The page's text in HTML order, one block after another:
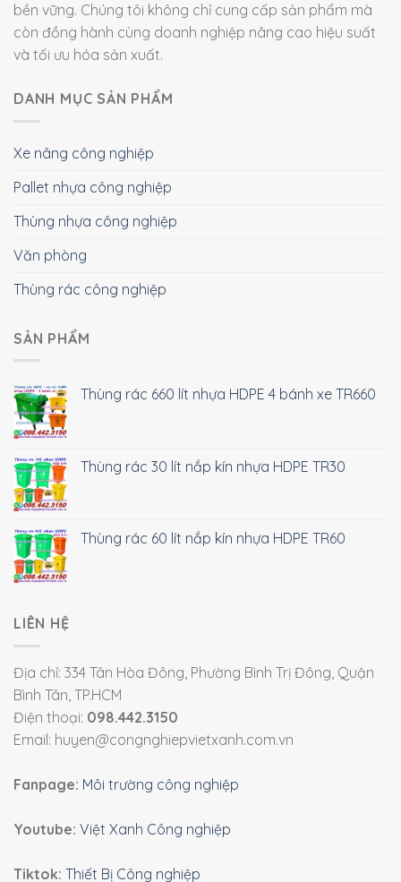
bền vững. Chúng tôi không chỉ cung cấp sản phẩm mà
còn đồng hành cùng doanh nghiệp nâng cao hiệu suất
và tối ưu hóa sản xuất.
DANH MỤC SẢN PHẨM
Xe nâng công nghiệp
Pallet nhựa công nghiệp
Thùng nhựa công nghiệp
Văn phòng
Thùng rác công nghiệp
SẢN PHẨM
Thùng rác 660 lít nhựa HDPE 4 bánh xe TR660
Thùng rác 30 lít nắp kín nhựa HDPE TR30
Thùng rác 60 lít nắp kín nhựa HDPE TR60
LIÊN HỆ
Địa chỉ: 334 Tân Hòa Đông, Phường Bình Trị Đông, Quận
Bình Tân, TP.HCM
Điện thoại: 098.442.3150
Email: huyen@congnghiepvietxanh.com.vn
Fanpage: Môi trường công nghiệp
Youtube: Việt Xanh Công nghiệp
Tiktok: Thiết Bị Công nghiệp